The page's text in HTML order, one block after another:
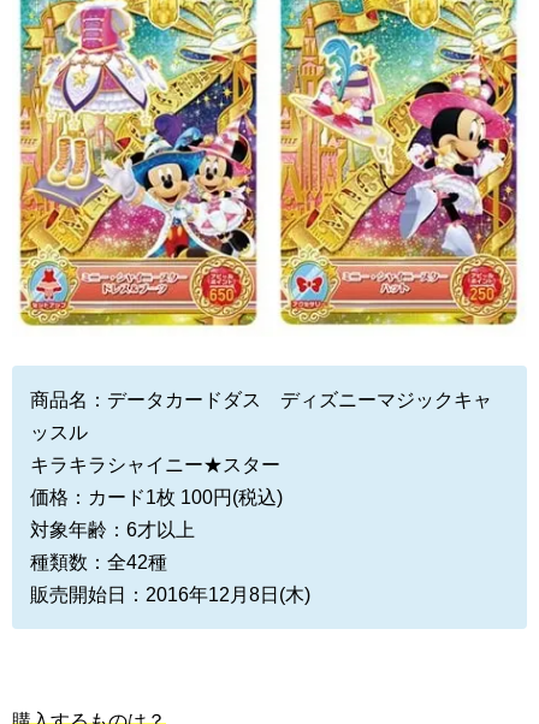
商品名：データカードダス ディズニーマジックキャ
ッスル
キラキラシャイニー★スター
価格：カード1枚 100円(税込)
対象年齢：6才以上
種類数：全42種
販売開始日：2016年12月8日(木)